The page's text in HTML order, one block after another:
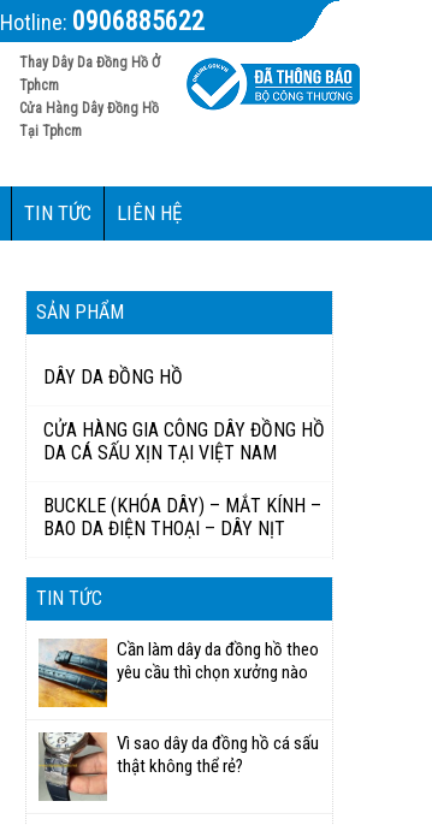
Hotline: 0906885622
Thay Dây Da Đồng Hồ Ở
Tphcm
Cửa Hàng Dây Đồng Hồ
Tại Tphcm
TIN TỨC LIÊN HỆ
SẢN PHẨM
DÂY DA ĐỒNG HỒ
CỬA HÀNG GIA CÔNG DÂY ĐỒNG HỒ
DA CÁ SẤU XỊN TẠI VIỆT NAM
BUCKLE (KHÓA DÂY) – MẮT KÍNH –
BAO DA ĐIỆN THOẠI – DÂY NỊT
TIN TỨC
Cần làm dây da đồng hồ theo
yêu cầu thì chọn xưởng nào
Vì sao dây da đồng hồ cá sấu
thật không thể rẻ?